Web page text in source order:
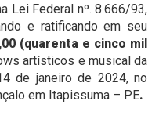
Lei Federal nº. 8.666/93,
e ratificando em seu
(quarenta e cinco mil
artísticos e musical da
de janeiro de 2024, no
em Itapissuma – PE.